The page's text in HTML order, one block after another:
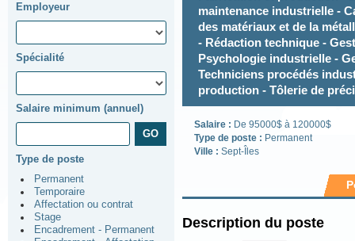
Employeur
Spécialité
Salaire minimum (annuel)
Type de poste
Permanent
Temporaire
Affectation ou contrat
Stage
Encadrement - Permanent
Salaire : De 95000$ à 120000$
Type de poste : Permanent
Ville : Sept-Îles
Description du poste